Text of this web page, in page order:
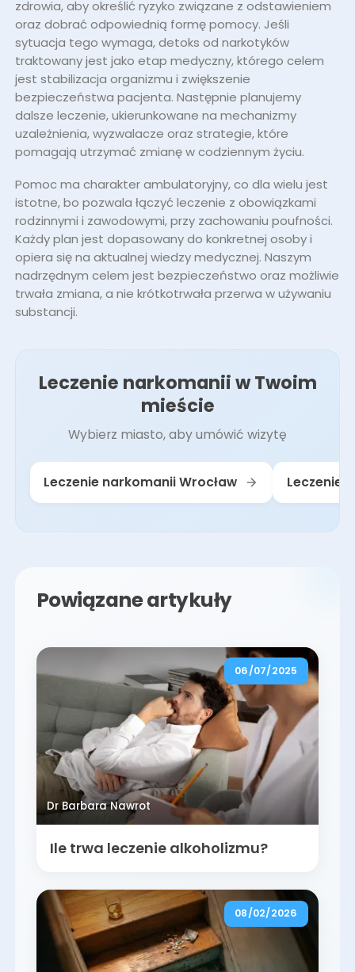
zdrowia, aby określić ryzyko związane z odstawieniem
oraz dobrać odpowiednią formę pomocy. Jeśli
sytuacja tego wymaga, detoks od narkotyków
traktowany jest jako etap medyczny, którego celem
jest stabilizacja organizmu i zwiększenie
bezpieczeństwa pacjenta. Następnie planujemy
dalsze leczenie, ukierunkowane na mechanizmy
uzależnienia, wyzwalacze oraz strategie, które
pomagają utrzymać zmianę w codziennym życiu.
Pomoc ma charakter ambulatoryjny, co dla wielu jest
istotne, bo pozwala łączyć leczenie z obowiązkami
rodzinnymi i zawodowymi, przy zachowaniu poufności.
Każdy plan jest dopasowany do konkretnej osoby i
opiera się na aktualnej wiedzy medycznej. Naszym
nadrzędnym celem jest bezpieczeństwo oraz możliwie
trwała zmiana, a nie krótkotrwała przerwa w używaniu
substancji.
Leczenie narkomanii w Twoim
mieście
Wybierz miasto, aby umówić wizytę
Leczenie narkomanii Wrocław Leczenie
Powiązane artykuły
06/07/2025
Dr Barbara Nawrot
Ile trwa leczenie alkoholizmu?
08/02/2026